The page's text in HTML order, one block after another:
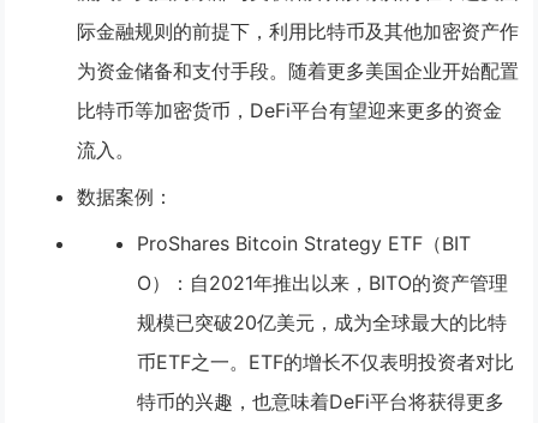
际金融规则的前提下，利用比特币及其他加密资产作
为资金储备和支付手段。随着更多美国企业开始配置
比特币等加密货币，DeFi平台有望迎来更多的资金
流入。
数据案例 ：
ProShares Bitcoin Strategy ETF（BIT
O）
：自2021年推出以来，BITO的资产管理
规模已突破20亿美元，成为全球最大的比特
币ETF之一。ETF的增长不仅表明投资者对比
特币的兴趣，也意味着DeFi平台将获得更多